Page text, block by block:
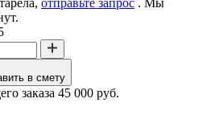
в смету
заказа 45 000 руб.